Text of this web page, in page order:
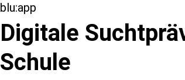
blu:app
Digitale
Schule